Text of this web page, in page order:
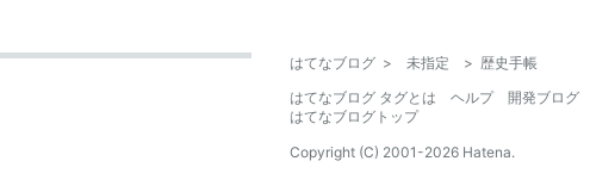
はてなブログ > 未指定 > 歴史手帳
はてなブログ タグとは
ヘルプ
開発ブログ
はてなブログトップ
Copyright (C) 2001-2026 Hatena.